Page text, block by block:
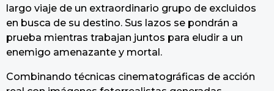
largo viaje de un extraordinario grupo de excluidos
en busca de su destino. Sus lazos se pondrán a
prueba mientras trabajan juntos para eludir a un
enemigo amenazante y mortal.
Combinando técnicas cinematográficas de acción